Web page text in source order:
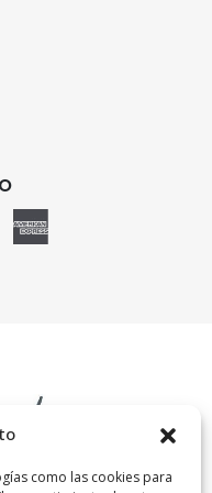
como las cookies para